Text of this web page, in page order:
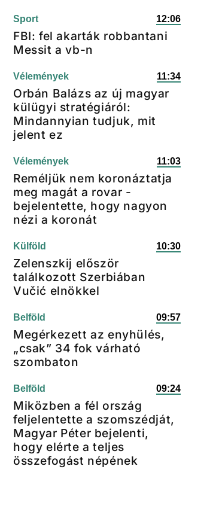
Sport 12:06
FBI: fel akarták robbantani
Messit a vb-n
Vélemények 11:34
Orbán Balázs az új magyar
külügyi stratégiáról:
Mindannyian tudjuk, mit
jelent ez
Vélemények 11:03
Reméljük nem koronáztatja
meg magát a rovar -
bejelentette, hogy nagyon
nézi a koronát
Külföld 10:30
Zelenszkij először
találkozott Szerbiában
Vučić elnökkel
Belföld 09:57
Megérkezett az enyhülés,
„csak” 34 fok várható
szombaton
Belföld 09:24
Miközben a fél ország
feljelentette a szomszédját,
Magyar Péter bejelenti,
hogy elérte a teljes
összefogást népének